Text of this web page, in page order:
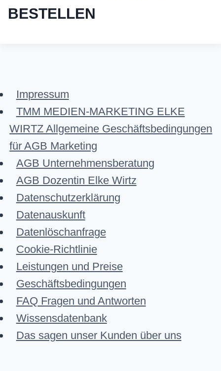
BESTELLEN
Impressum
TMM MEDIEN-MARKETING ELKE
WIRTZ Allgemeine Geschäftsbedingungen
für AGB Marketing
AGB Unternehmensberatung
AGB Dozentin Elke Wirtz
Datenschutzerklärung
Datenauskunft
Datenlöschanfrage
Cookie-Richtlinie
Leistungen und Preise
Geschäftsbedingungen
FAQ Fragen und Antworten
Wissensdatenbank
Das sagen unser Kunden über uns